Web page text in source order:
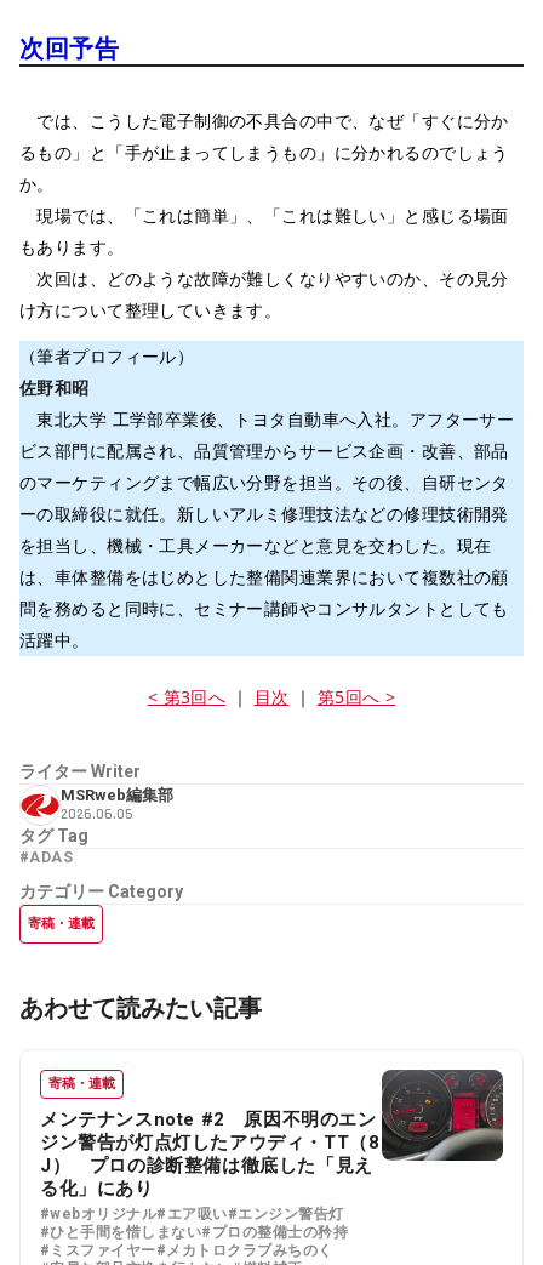
次回予告
では、こうした電子制御の不具合の中で、なぜ「すぐに分か
るもの」と「手が止まってしまうもの」に分かれるのでしょう
か。
現場では、「これは簡単」、「これは難しい」と感じる場面
もあります。
次回は、どのような故障が難しくなりやすいのか、その見分
け方について整理していきます。
（筆者プロフィール）
佐野和昭
東北大学 工学部卒業後、トヨタ自動車へ入社。アフターサー
ビス部門に配属され、品質管理からサービス企画・改善、部品
のマーケティングまで幅広い分野を担当。その後、自研センタ
ーの取締役に就任。新しいアルミ修理技法などの修理技術開発
を担当し、機械・工具メーカーなどと意見を交わした。現在
は、車体整備をはじめとした整備関連業界において複数社の顧
問を務めると同時に、セミナー講師やコンサルタントとしても
活躍中。
< 第3回へ ｜ 目次 ｜ 第5回へ >
ライターWriter
MSRweb編集部
2026.06.05
タグTag
#ADAS
カテゴリー Category
寄稿・連載
あわせて読みたい記事
寄稿・連載
メンテナンスnote #2 原因不明のエン
ジン警告が灯点灯したアウディ・TT（8
J） プロの診断整備は徹底した「見え
る化」にあり
#webオリジナル#エア吸い#エンジン警告灯
#ひと手間を惜しまない#プロの整備士の矜持
#ミスファイヤー#メカトロクラブみちのく